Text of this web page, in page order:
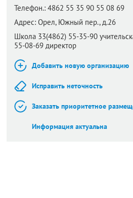
Телефон.: 4862 55 35 90 55 08 69
Адрес: Орел, Южный пер., д.26
Школа 33(4862) 55-35-90
55-08-69 директор
Добавить новую организацию
Исправить неточность
Заказать приоритетное
Информация актуальна